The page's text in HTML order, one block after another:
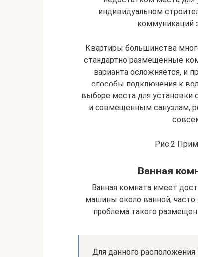
индивидуальном
коммуникаций
Квартиры большинства
стандартно размещенные
варианта осложняется, и
способы подключения к
выборе места для установки
и совмещенным санузлам,
Рис.2
Ванная
Ванная комната имеет
машины около ванной, часто
проблема такого
Для данного